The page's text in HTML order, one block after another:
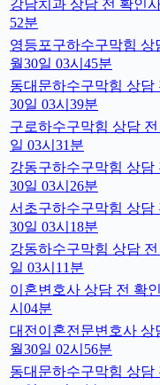
강남치과 상담 전 확인
52분
영등포구하수구막힘 상
월30일 03시45분
동대문하수구막힘 상담
30일 03시39분
구로하수구막힘 상담
일 03시31분
강동구하수구막힘 상담
30일 03시26분
서초구하수구막힘 상담
30일 03시18분
강동하수구막힘 상담
일 03시11분
이혼변호사 상담 전 확
시04분
대전이혼전문변호사 상
월30일 02시56분
동대문하수구막힘 상담